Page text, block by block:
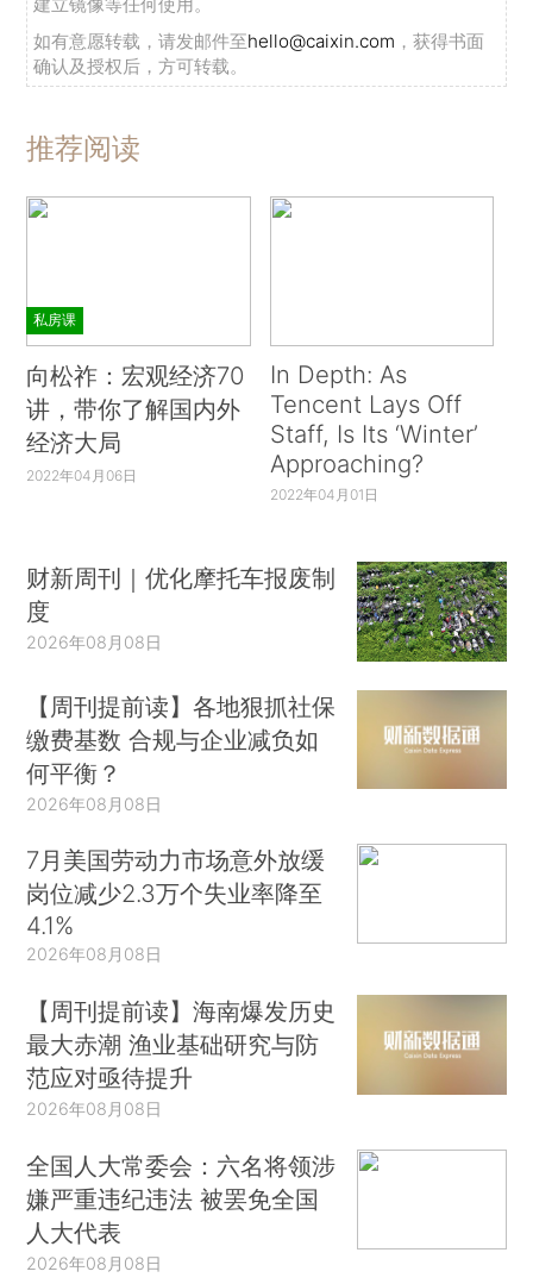
建立镜像等任何使用。
如有意愿转载，请发邮件至hello@caixin.com ，获得书面
确认及授权后，方可转载。
推荐阅读
私房课
向松祚：宏观经济70
讲，带你了解国内外
经济大局
2022年04月06日
In Depth: As
Tencent Lays Off
Staff, Is Its ‘Winter’
Approaching?
2022年04月01日
财新周刊｜优化摩托车报废制
度
2026年08月08日
【周刊提前读】各地狠抓社保
缴费基数 合规与企业减负如
何平衡？
2026年08月08日
7月美国劳动力市场意外放缓
岗位减少2.3万个失业率降至
4.1%
2026年08月08日
【周刊提前读】海南爆发历史
最大赤潮 渔业基础研究与防
范应对亟待提升
2026年08月08日
全国人大常委会：六名将领涉
嫌严重违纪违法 被罢免全国
人大代表
2026年08月08日